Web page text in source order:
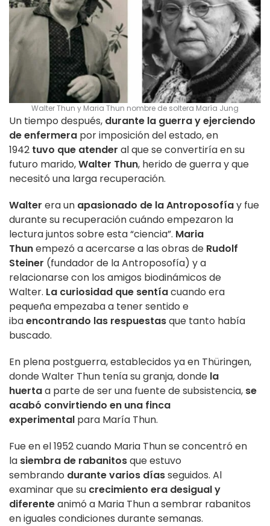
Walter Thun y Maria Thun nombre de soltera María Jung
Un tiempo después, durante la guerra y ejerciendo
de enfermera por imposición del estado, en
1942 tuvo que atender al que se convertiría en su
futuro marido,Walter Thun, herido de guerra y que
necesitó una larga recuperación.
Walter era un apasionado de la Antroposofíay fue
durante su recuperación cuándo empezaron la
lectura juntos sobre esta “ciencia”. Maria
Thunempezó a acercarse a las obras de Rudolf
Steiner (fundador de la Antroposofía) y a
relacionarse con los amigos biodinámicos de
Walter. La curiosidad que sentíacuando era
pequeña empezaba a tener sentido e
ibaencontrando las respuestasque tanto había
buscado.
En plena postguerra, establecidos ya en Thüringen,
donde Walter Thun tenía su granja, donde la
huertaa parte de ser una fuente de subsistencia, se
acabó convirtiendo en una finca
experimental para María Thun.
Fue en el 1952 cuando Maria Thun se concentró en
la siembra de rabanitosque estuvo
sembrando durante varios díasseguidos. Al
examinar que su crecimiento era desigual y
diferenteanimó a Maria Thun a sembrar rabanitos
en iguales condiciones durante semanas.